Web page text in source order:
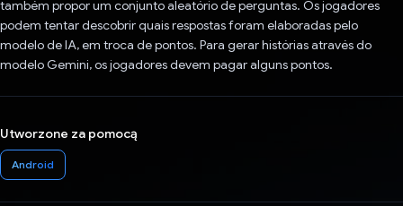
também propor um conjunto aleatório de perguntas. Os jogadores
podem tentar descobrir quais respostas foram elaboradas pelo
modelo de IA, em troca de pontos. Para gerar histórias através do
modelo Gemini, os jogadores devem pagar alguns pontos.
Utworzone za pomocą
Android